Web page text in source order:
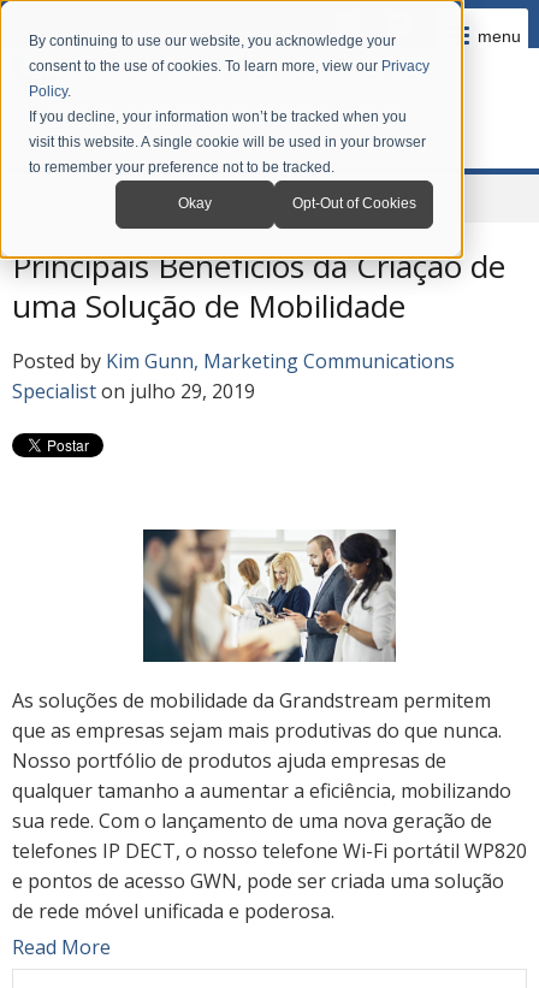
By continuing to use our website, you acknowledge your
consent to the use of cookies. To learn more, view our Privacy
Policy.
If you decline, your information won’t be tracked when you
visit this website. A single cookie will be used in your browser
to remember your preference not to be tracked.
Okay Opt-Out of Cookies
menu
News Grandstream Blog em Português
Principais Benefícios da Criação de
uma Solução de Mobilidade
Posted by Kim Gunn, Marketing Communications
Specialiston julho 29, 2019
As soluções de mobilidade da Grandstream permitem
que as empresas sejam mais produtivas do que nunca.
Nosso portfólio de produtos ajuda empresas de
qualquer tamanho a aumentar a eficiência, mobilizando
sua rede. Com o lançamento de uma nova geração de
telefones IP DECT, o nosso telefone Wi-Fi portátil WP820
e pontos de acesso GWN, pode ser criada uma solução
de rede móvel unificada e poderosa.
Read More